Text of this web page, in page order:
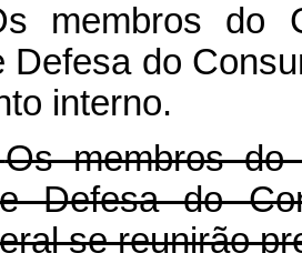
membros do
Defesa do
interno.
Os membros
Defesa do
se reunirão